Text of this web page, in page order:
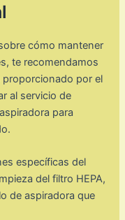
cómo mantener
te recomendamos
proporcionado por el
al servicio de
para
específicas del
del filtro HEPA,
de aspiradora que